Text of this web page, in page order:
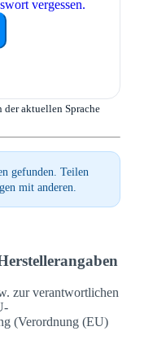
vergessen.
der aktuellen Sprache
gefunden. Teilen
mit anderen.
zur verantwortlichen
(Verordnung (EU)